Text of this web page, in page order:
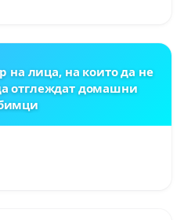
на лица, на които да не
отглеждат домашни